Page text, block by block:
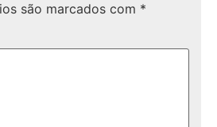
são marcados com *